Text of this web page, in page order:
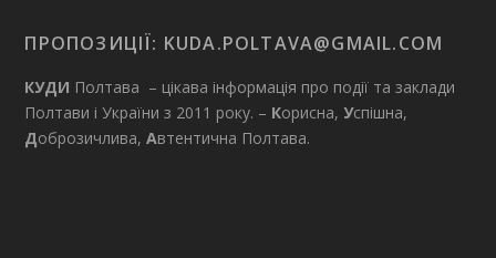
ПРОПОЗИЦІЇ: KUDA.POLTAVA@GMAIL.COM
КУДИ Полтава – цікава інформація про події та заклади
Полтави і України з 2011 року. – Корисна,Успішна,
Доброзичлива,Автентична Полтава.